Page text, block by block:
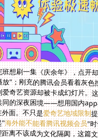
班想刷一集《庆余年》，点开
放"；刚充的腾讯会员看着灰色
爱奇艺资源却被卡成幻灯片。
同的深夜困境——想用国内app
面。不只是爱奇艺地域限制
"海外能不能看腾讯视频会员"
头。地